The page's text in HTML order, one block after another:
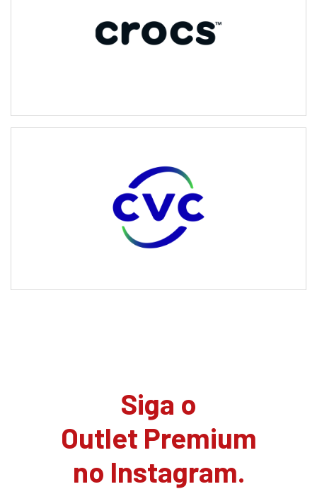
Siga o
Outlet Premium
no Instagram.